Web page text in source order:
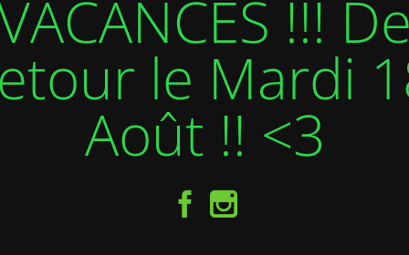
!!!
le Mardi
Août !! <3